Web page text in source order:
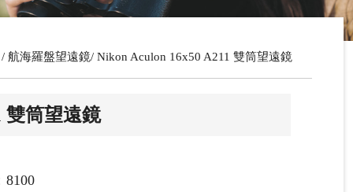
航海羅盤望遠鏡 Nikon Aculon 16x50 A211 雙筒望遠鏡
雙筒望遠鏡
8100